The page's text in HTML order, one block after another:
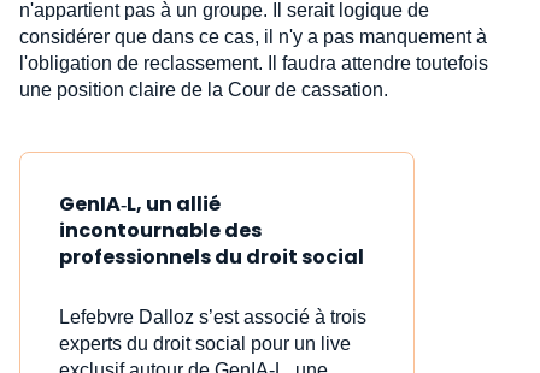
n'appartient pas à un groupe. Il serait logique de
considérer que dans ce cas, il n'y a pas manquement à
l'obligation de reclassement. Il faudra attendre toutefois
une position claire de la Cour de cassation.
GenIA‑L, un allié
incontournable des
professionnels du droit social
Lefebvre Dalloz s’est associé à trois
experts du droit social pour un live